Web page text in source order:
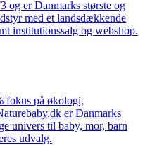
og er Danmarks største og
med et landsdækkende
institutionssalg og webshop.
fokus på økologi,
er Danmarks
univers til baby, mor, barn
udvalg.